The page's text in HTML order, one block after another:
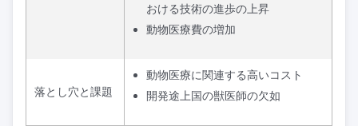
おける技術の進歩の上昇
動物医療費の増加
落とし穴と課題
動物医療に関連する高いコスト
開発途上国の獣医師の欠如